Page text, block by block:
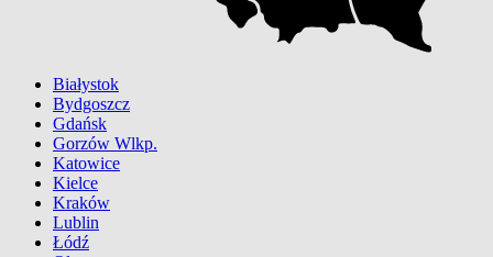
Białystok
Bydgoszcz
Gdańsk
Gorzów Wlkp.
Katowice
Kielce
Kraków
Lublin
Łódź